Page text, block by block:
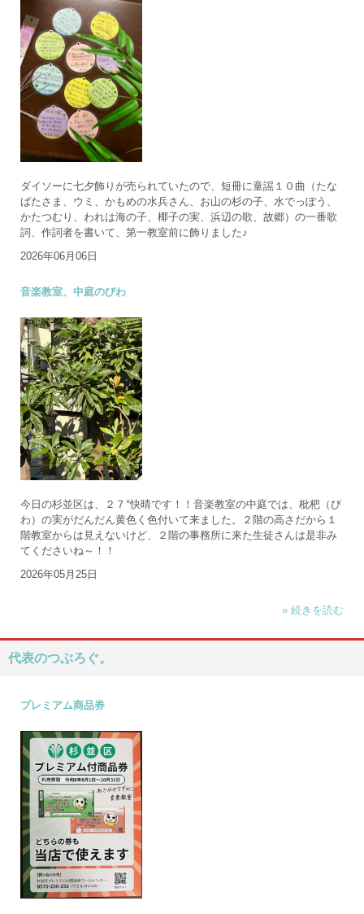
ダイソーに七夕飾りが売られていたので、短冊に童謡１０曲（たな
ばたさま、ウミ、かもめの水兵さん、お山の杉の子、水でっぽう、
かたつむり、われは海の子、椰子の実、浜辺の歌、故郷）の一番歌
詞、作詞者を書いて、第一教室前に飾りました♪
2026年06月06日
音楽教室、中庭のびわ
今日の杉並区は、２７°快晴です！！音楽教室の中庭では、枇杷（び
わ）の実がだんだん黄色く色付いて来ました。２階の高さだから１
階教室からは見えないけど、２階の事務所に来た生徒さんは是非み
てくださいね～！！
2026年05月25日
» 続きを読む
代表のつぶろぐ。
プレミアム商品券